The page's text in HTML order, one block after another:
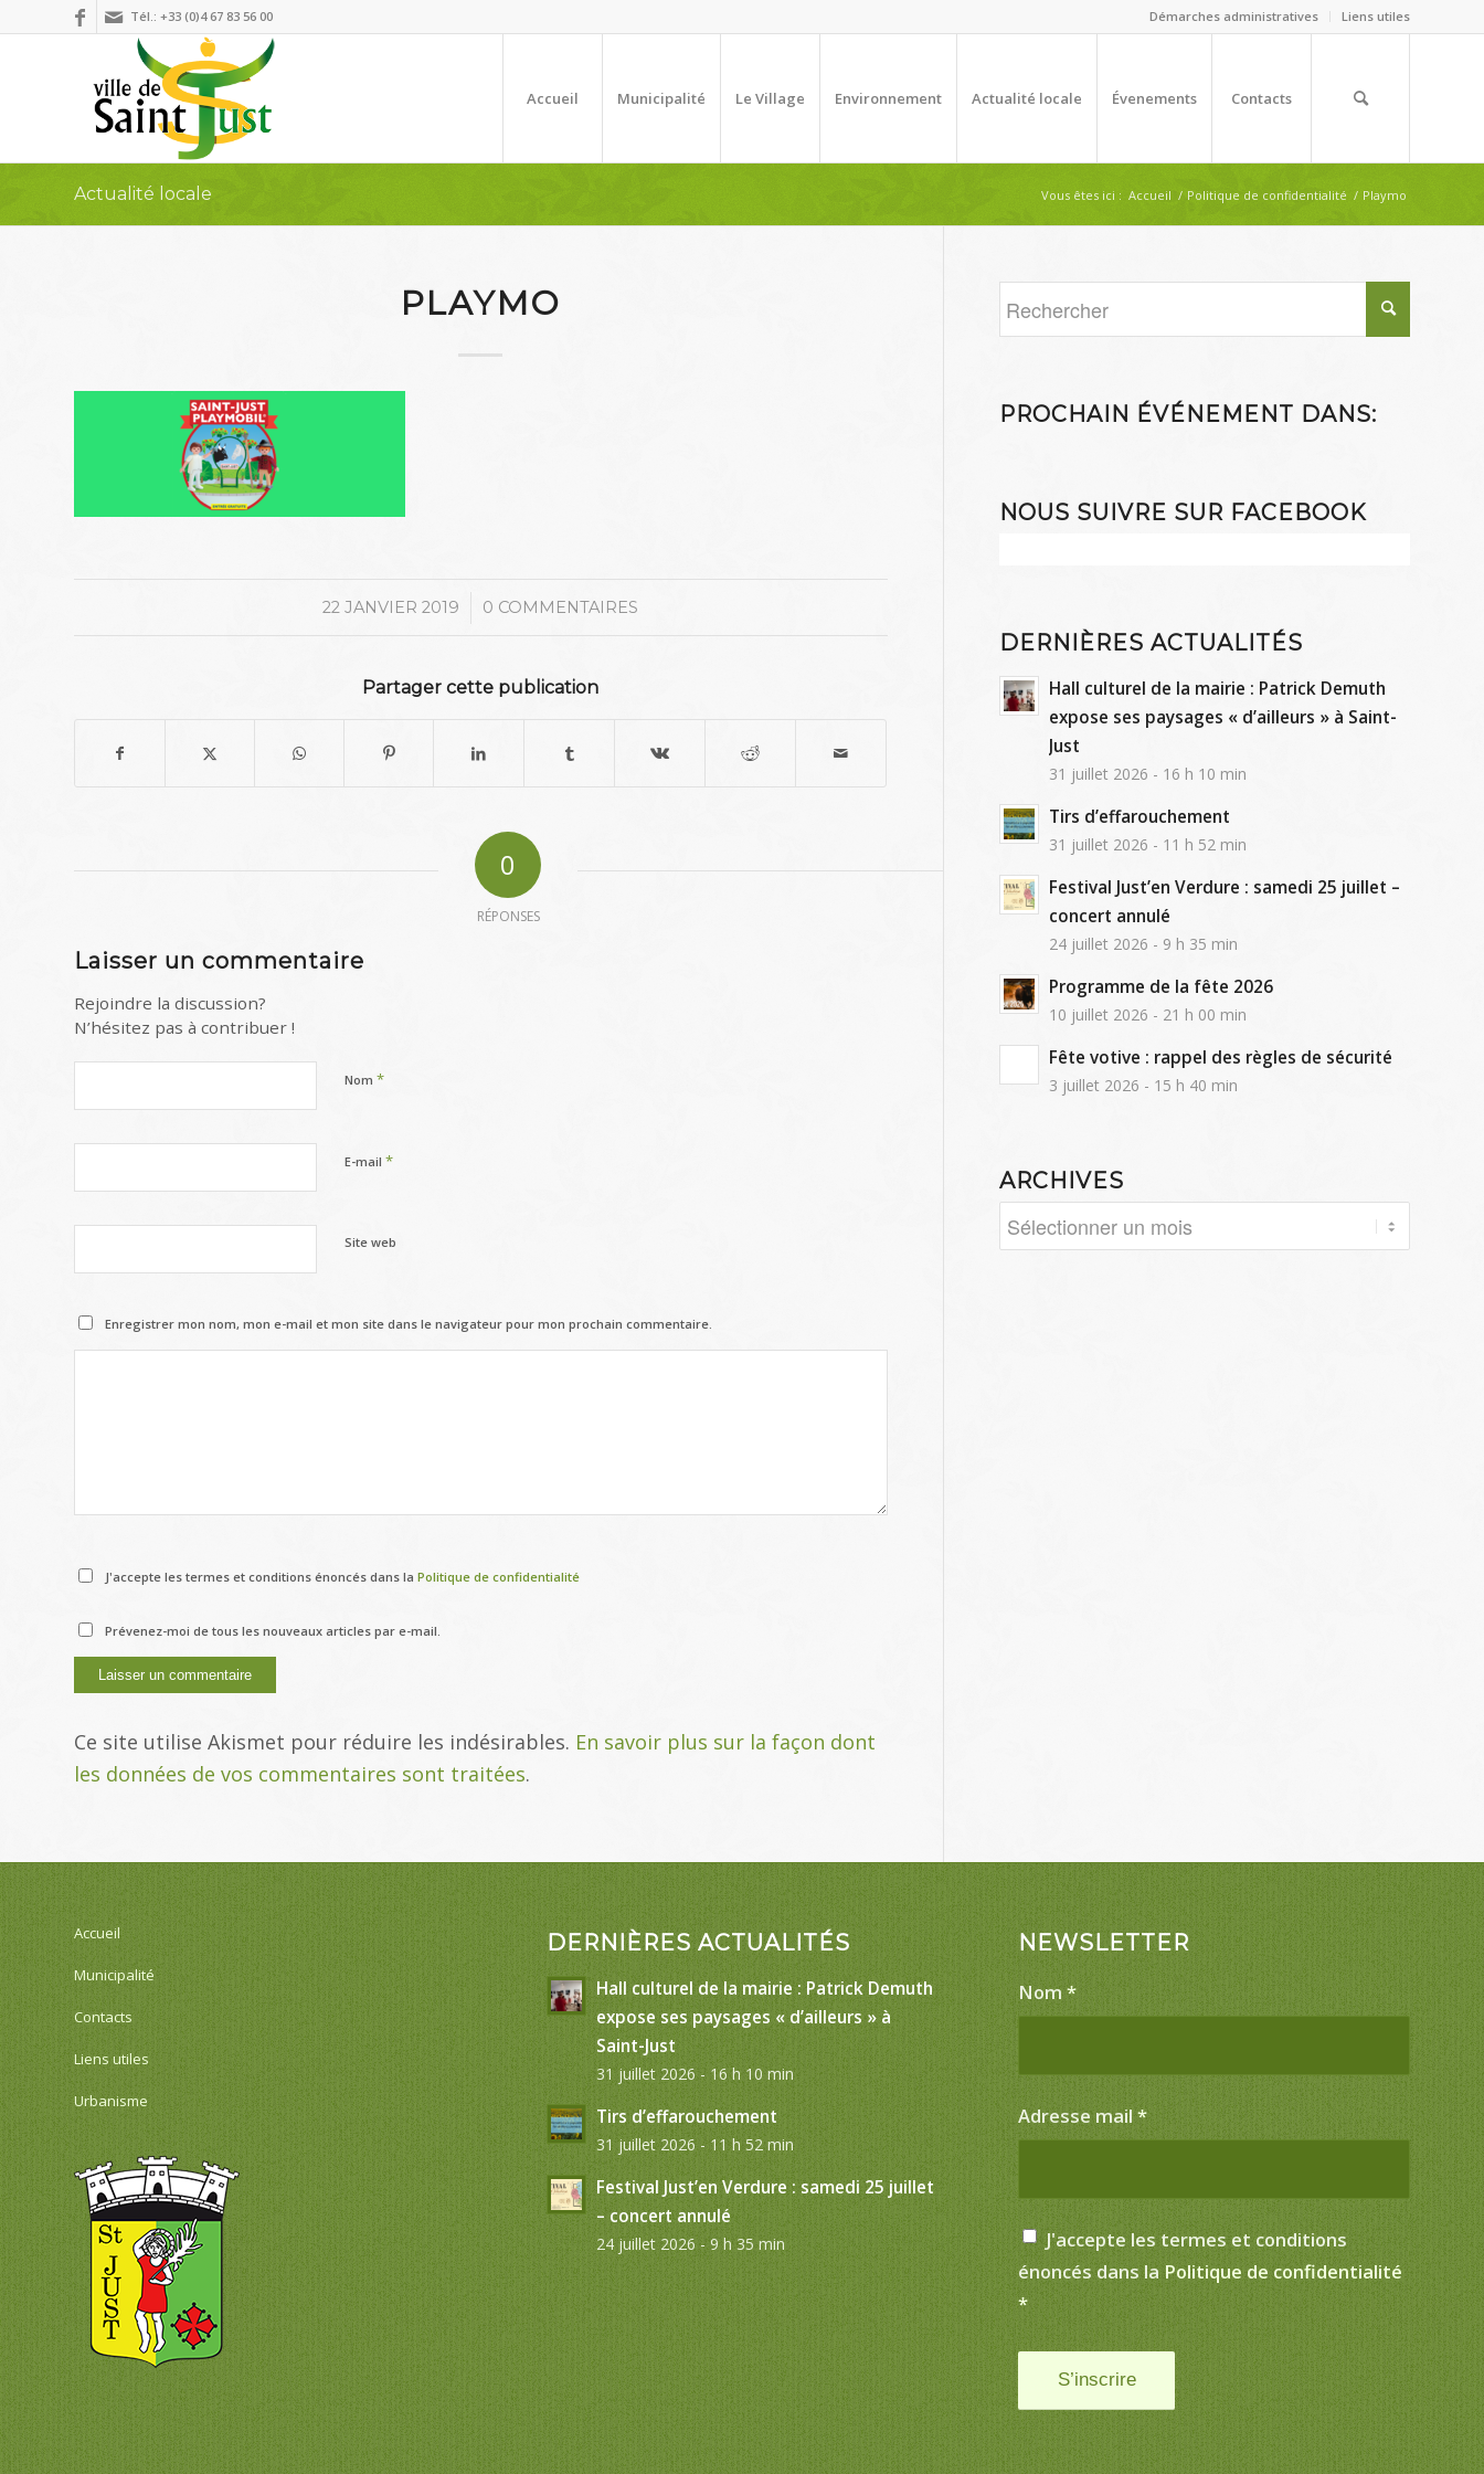
Démarches administratives Liens utiles
Tél.: +33 (0)4 67 83 56 00
Accueil Municipalité Le Village Environnement Actualité locale Évenements Contacts
Actualité locale Vous êtes ici : Accueil / Politique de confidentialité / Playmo
PLAYMO
22 JANVIER 2019
/ 0 COMMENTAIRES
Partager cette publication
0
RÉPONSES
Laisser un commentaire
Rejoindre la discussion?
N’hésitez pas à contribuer !
Nom *
E-mail *
Site web
Enregistrer mon nom, mon e-mail et mon site dans le navigateur pour mon prochain commentaire.
J'accepte les termes et conditions énoncés dans la Politique de confidentialité
Prévenez-moi de tous les nouveaux articles par e-mail.
Ce site utilise Akismet pour réduire les indésirables. En savoir plus sur la façon dont
les données de vos commentaires sont traitées.
PROCHAIN ÉVÉNEMENT DANS:
NOUS SUIVRE SUR FACEBOOK
DERNIÈRES ACTUALITÉS
Hall culturel de la mairie : Patrick Demuth
expose ses paysages « d’ailleurs » à Saint-
Just
31 juillet 2026 - 16 h 10 min
Tirs d’effarouchement
31 juillet 2026 - 11 h 52 min
Festival Just’en Verdure : samedi 25 juillet –
concert annulé
24 juillet 2026 - 9 h 35 min
Programme de la fête 2026
10 juillet 2026 - 21 h 00 min
Fête votive : rappel des règles de sécurité
3 juillet 2026 - 15 h 40 min
ARCHIVES
Accueil
Municipalité
Contacts
Liens utiles
Urbanisme
DERNIÈRES ACTUALITÉS
Hall culturel de la mairie : Patrick Demuth
expose ses paysages « d’ailleurs » à
Saint-Just
31 juillet 2026 - 16 h 10 min
Tirs d’effarouchement
31 juillet 2026 - 11 h 52 min
Festival Just’en Verdure : samedi 25 juillet
– concert annulé
24 juillet 2026 - 9 h 35 min
NEWSLETTER
Nom*
Adresse mail*
J'accepte les termes et conditions
énoncés dans la Politique de confidentialité
*